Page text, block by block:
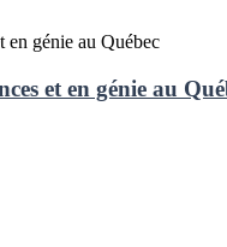
et en génie au